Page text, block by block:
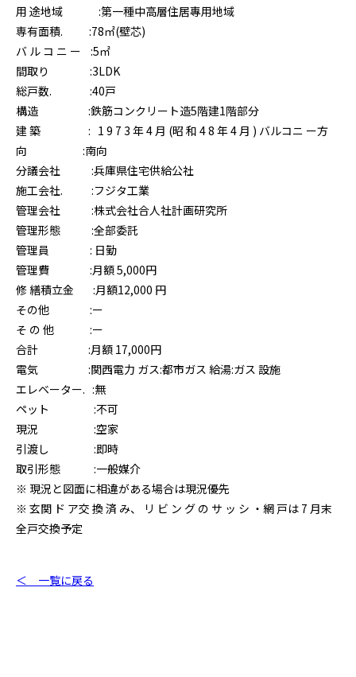
用 途地域 :第一種中高層住居專用地域
専有面積. :78㎡(壁芯)
バ ル コ ニ ー :5㎡
間取り :3LDK
総戸数. :40戸
構造 :鉄筋コンクリート造5階建1階部分
建 築 : 1 9 7 3 年 4 月 (昭 和 4 8 年 4 月 ) バルコニ ー方
向 :南向
分議会社 :兵庫県住宅供給公社
施工会社. :フジタ工業
管理会社 :株式会社合人社計画研究所
管理形態 :全部委託
管理員 : 日勤
管理費 :月額 5,000円
修 繕積立金 :月額12,000 円
その他 :ー
そ の 他 :ー
合計 :月額 17,000円
電気 :関西電力 ガス:都市ガス 給湯:ガス 設施
エレベーター. :無
ペット :不可
現況 :空家
引渡し :即時
取引形態 :一般媒介
※ 現況と図面に相違がある場合は現況優先
※ 玄関 ド ア交 換 済 み、 リ ビ ン グ の サ ッ シ ・網 戸は 7 月末
全戸交換予定
＜ 一覧に戻る